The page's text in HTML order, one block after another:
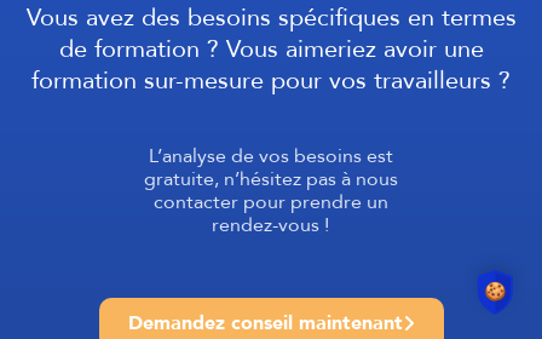
Vous avez des besoins spécifiques en termes
de formation ? Vous aimeriez avoir une
formation sur-mesure pour vos travailleurs ?
L’analyse de vos besoins est
gratuite, n’hésitez pas à nous
contacter pour prendre un
rendez-vous !
Demandez conseil maintenant